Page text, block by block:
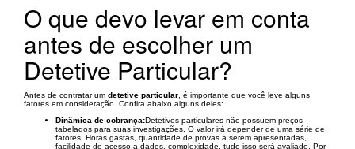
O que devo levar em conta
antes de escolher um
Detetive Particular?
Antes de contratar um detetive particular , é importante que você leve alguns
fatores em consideração. Confira abaixo alguns deles:
Dinâmica de cobrança:Detetives particulares não possuem preços
tabelados para suas investigações. O valor irá depender de uma série de
fatores. Horas gastas, quantidade de provas a serem apresentadas,
facilidade de acesso a dados, complexidade, tudo isso será avaliado. Por